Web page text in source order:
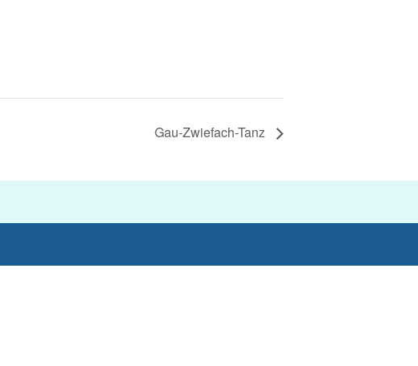
Gau-Zwiefach-Tanz